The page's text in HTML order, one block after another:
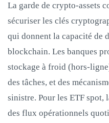
La garde de crypto-assets
sécuriser les clés
qui donnent la capacité de
blockchain. Les banques
stockage à froid (hors-
des tâches, et des
sinistre. Pour les ETF spot,
des flux opérationnels